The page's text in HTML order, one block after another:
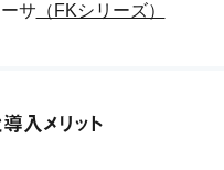
サ （FKシリーズ）
入メリット